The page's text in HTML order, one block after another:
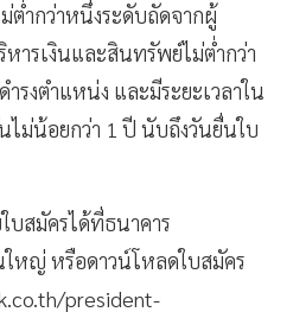
ต่ำกว่าหนึ่งระดับถัดจากผู้
ารเงินและสินทรัพย์ไม่ต่ำกว่า
รงตำแหน่ง และมีระยะเวลาใน
ไม่น้อยกว่า 1 ปี นับถึงวันยื่นใบ
บสมัครได้ที่ธนาคาร
ใหญ่ หรือดาวน์โหลดใบสมัคร
president-